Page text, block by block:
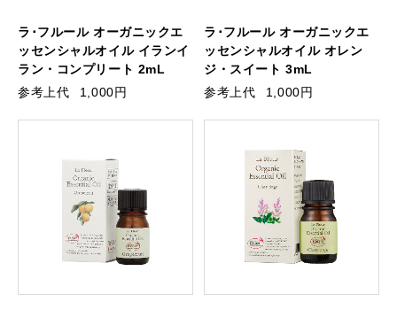
ラ･フルール オーガニックエ
ッセンシャルオイル イランイ
ラン・コンプリート 2mL
参考上代
1,000円
ラ･フルール オーガニックエ
ッセンシャルオイル オレン
ジ・スイート 3mL
参考上代
1,000円